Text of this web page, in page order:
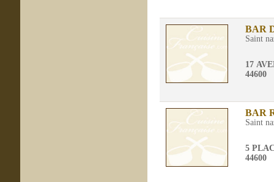
BAR
Saint
17
44600
BAR
Saint
5
44600